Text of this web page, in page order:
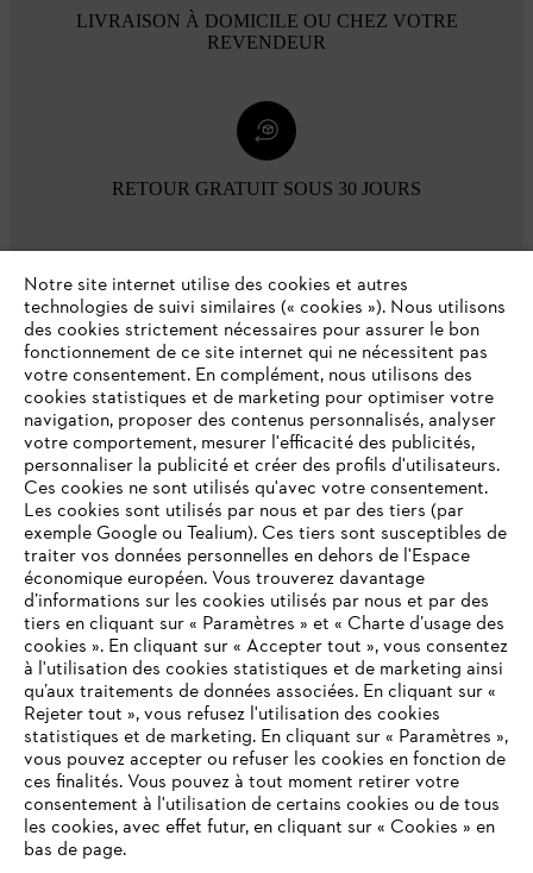
LIVRAISON À DOMICILE OU CHEZ VOTRE
REVENDEUR
RETOUR GRATUIT SOUS 30 JOURS
L'Entreprise
Questions / Réponses
Service
Conditions Générales de Vente
VOTRE NAVIGATEUR INTERNET
N'EST PLUS PRIS EN CHARGE
Vous utilisez un navigateur Internet que nous ne prenons plus
en charge, et certaines fonctionnalités de notre site ne
peuvent fonctionner correctement. Pour une utilisation
Notre site internet utilise des cookies et autres
technologies de suivi similaires (« cookies »). Nous utilisons
des cookies strictement nécessaires pour assurer le bon
fonctionnement de ce site internet qui ne nécessitent pas
votre consentement. En complément, nous utilisons des
cookies statistiques et de marketing pour optimiser votre
navigation, proposer des contenus personnalisés, analyser
votre comportement, mesurer l'efficacité des publicités,
personnaliser la publicité et créer des profils d'utilisateurs.
Ces cookies ne sont utilisés qu'avec votre consentement.
Les cookies sont utilisés par nous et par des tiers (par
exemple Google ou Tealium). Ces tiers sont susceptibles de
traiter vos données personnelles en dehors de l'Espace
économique européen. Vous trouverez davantage
d’informations sur les cookies utilisés par nous et par des
tiers en cliquant sur « Paramètres » et « Charte d’usage des
cookies ». En cliquant sur « Accepter tout », vous consentez
à l'utilisation des cookies statistiques et de marketing ainsi
qu’aux traitements de données associées. En cliquant sur «
Rejeter tout », vous refusez l'utilisation des cookies
statistiques et de marketing. En cliquant sur « Paramètres »,
vous pouvez accepter ou refuser les cookies en fonction de
ces finalités. Vous pouvez à tout moment retirer votre
consentement à l'utilisation de certains cookies ou de tous
les cookies, avec effet futur, en cliquant sur « Cookies » en
bas de page.